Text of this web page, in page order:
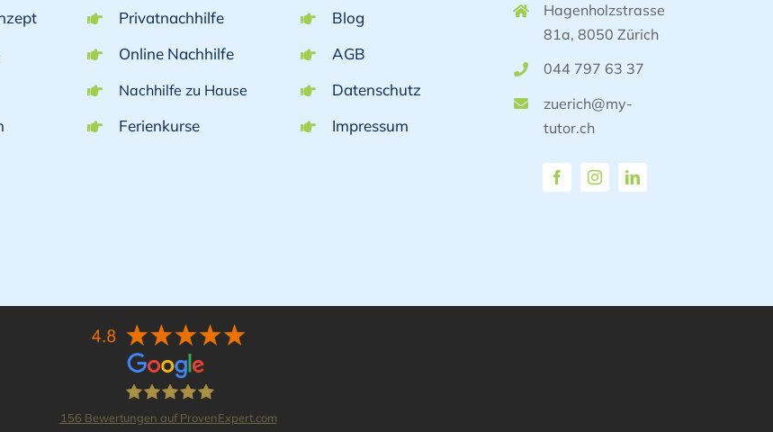
Privatnachhilfe
Online Nachhilfe
Nachhilfe zu Hause
Ferienkurse
Blog
AGB
Datenschutz
Impressum
Hagenholzstrasse
81a, 8050 Zürich
044 797 63 37
zuerich@my-
tutor.ch
156 Bewertungen auf ProvenExpert.com